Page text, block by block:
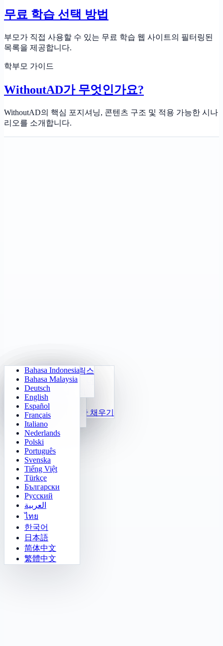
매일 산수
구구단 트레이너
24 빠른 계산
함수
숫자 규칙 빈칸 채우기
스도쿠
숫자 클로츠키
2048
테트리스
지뢰찾기
오목
라이트 아웃
미로 탐험
소코반 챌린지
메모리 매트릭스
목표 추적
빠른 구별
Bahasa Indonesia
Bahasa Malaysia
Deutsch
English
Español
Français
Italiano
Nederlands
Polski
Português
Svenska
Tiếng Việt
Türkçe
Български
Русский
العربية
ไทย
한국어
日本語
简体中文
繁體中文
무료 학습 선택 방법
부모가 직접 사용할 수 있는 무료 학습 웹 사이트의 필터링된
목록을 제공합니다.
학부모 가이드
WithoutAD가 무엇인가요?
WithoutAD의 핵심 포지셔닝, 콘텐츠 구조 및 적용 가능한 시나
리오를 소개합니다.